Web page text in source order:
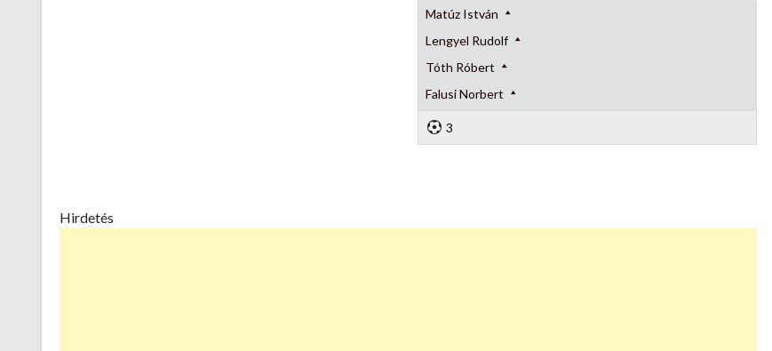
Matúz István
Lengyel Rudolf
Tóth Róbert
Falusi Norbert
3
Hirdetés